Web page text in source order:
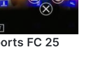
FC 25